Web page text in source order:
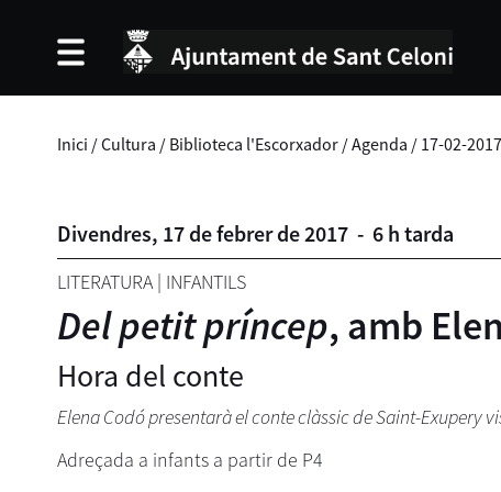
Inici /Cultura / Biblioteca l'Escorxador /Agenda / 17-02-2017
Divendres, 17 defebrer de2017 - 6 h tarda
LITERATURA | INFANTILS
Del petit príncep, amb
Hora del conte
Elena Codó presentarà el conte clàssic de Saint-Exupery
Adreçada a infants a partir de P4